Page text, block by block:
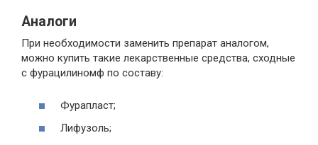
Аналоги
При необходимости заменить препарат аналогом,
можно купить такие лекарственные средства, сходные
с фурацилиномф по составу:
Фурапласт;
Лифузоль;